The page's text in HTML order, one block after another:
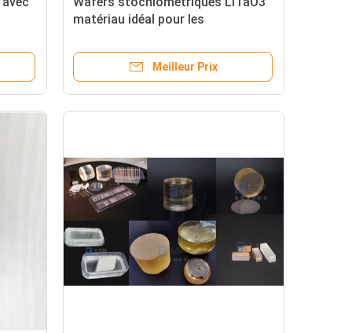
matériau idéal pour les
convertisseurs de fréquence
Meilleur Prix